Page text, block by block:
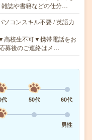
誌や書籍などの仕分…
ソコンスキル不要 / 英語力
校生不可▼携帯電話をお
募後のご連絡はメ…
代 50代
60代
男性